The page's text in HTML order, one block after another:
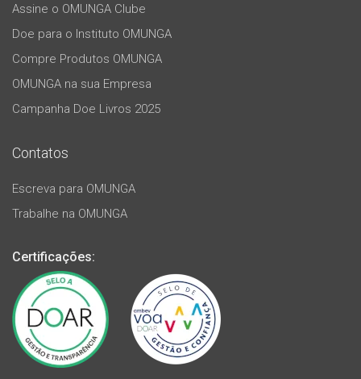
Assine o OMUNGA Clube
Doe para o Instituto OMUNGA
Compre Produtos OMUNGA
OMUNGA na sua Empresa
Campanha Doe Livros 2025
Contatos
Escreva para OMUNGA
Trabalhe na OMUNGA
Certificações: